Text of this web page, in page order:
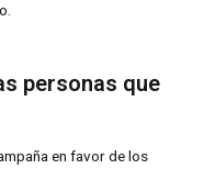
personas que
en favor de los